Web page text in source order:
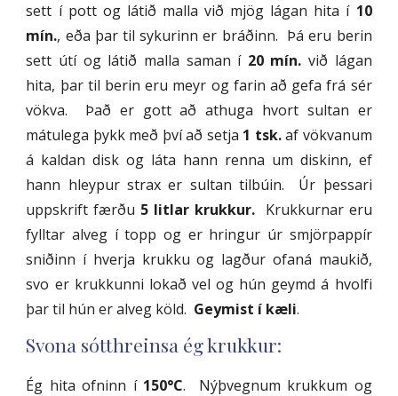
sett í pott og látið malla við mjög lágan hita í 10
mín., eða þar til sykurinn er bráðinn. Þá eru berin
sett útí og látið malla saman í20 mín. við lágan
hita, þar til berin eru meyr og farin að gefa frá sér
vökva. Það er gott að athuga hvort sultan er
mátulega þykk með því að setja 1 tsk.af vökvanum
á kaldan disk og láta hann renna um diskinn, ef
hann hleypur strax er sultan tilbúin. Úr þessari
uppskrift færðu 5 litlar krukkur.Krukkurnar eru
fylltar alveg í topp og er hringur úr smjörpappír
sniðinn í hverja krukku og lagður ofaná maukið,
svo er krukkunni lokað vel og hún geymd á hvolfi
þar til hún er alveg köld. Geymist í kæli.
Svona sótthreinsa ég krukkur:
Ég hita ofninn í 150°C. Nýþvegnum krukkum og